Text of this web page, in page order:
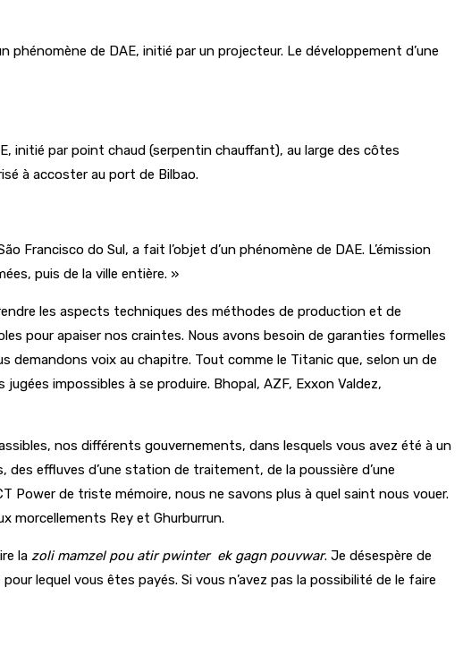
phénomène de DAE, initié par un projecteur. Le développement d’une
initié par point chaud (serpentin chauffant), au large des côtes
à accoster au port de Bilbao.
Francisco do Sul, a fait l’objet d’un phénomène de DAE. L’émission
puis de la ville entière. »
les aspects techniques des méthodes de production et de
pour apaiser nos craintes. Nous avons besoin de garanties formelles
demandons voix au chapitre. Tout comme le Titanic que, selon un de
impossibles à se produire. Bhopal, AZF, Exxon Valdez,
nos différents gouvernements, dans lesquels vous avez été à un
effluves d’une station de traitement, de la poussière d’une
Power de triste mémoire, nous ne savons plus à quel saint nous vouer.
morcellements Rey et Ghurburrun.
la zoli mamzel pou atir pwinter ek gagn pouvwar. Je désespère de
lequel vous êtes payés. Si vous n’avez pas la possibilité de le faire